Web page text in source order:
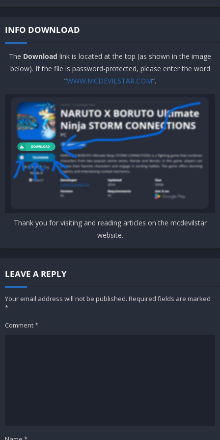
INFO DOWNLOAD
The Download link is located at the top (as shown in the image
below). If the file is password-protected, please enter the word
“WWW.MCDEVILSTAR.COM“.
Thank you for visiting and reading articles on the mcdevilstar
website.
LEAVE A REPLY
Your email address will not be published. Required fields are marked
*
Comment*